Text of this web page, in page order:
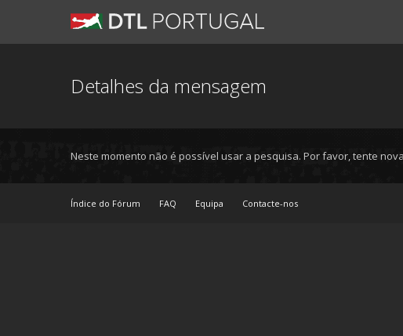
Detalhes da mensagem
Neste momento não é possível usar a pesquisa. Por favor, tente
Índice do Fórum FAQ Equipa Contacte-nos